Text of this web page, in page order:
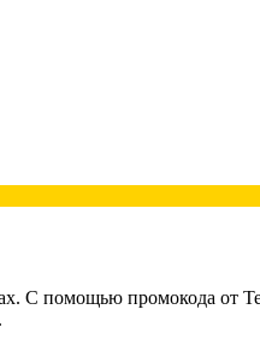
С помощью промокода от